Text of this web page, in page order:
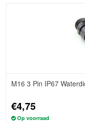
M16 3 Pin IP67
€4,75
Op voorraad